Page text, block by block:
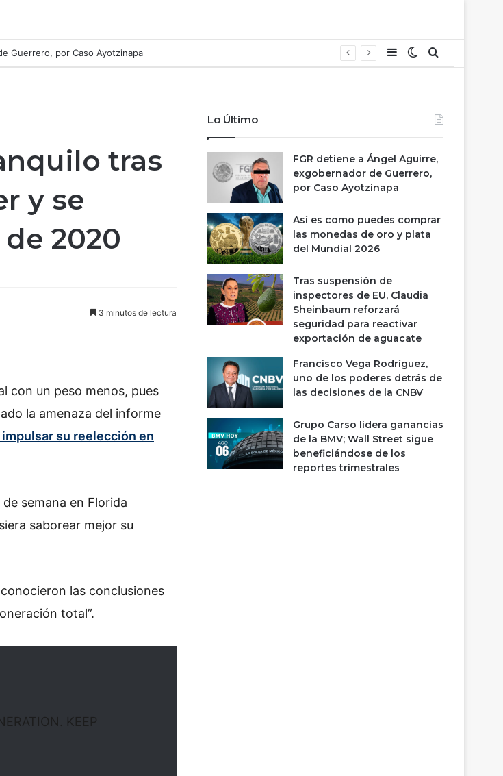
de Guerrero, por Caso Ayotzinapa Barra lateral
Switch skin
Buscar
tras
y se
2020
3 minutos de lectura
con un peso menos, pues
la amenaza del informe
su reelección en
semana en Florida
saborear mejor su
las conclusiones
total”.
KEEP
Lo Último
FGR detiene a Ángel Aguirre,
exgobernador de Guerrero,
por Caso Ayotzinapa
Así es como puedes comprar
las monedas de oro y plata
del Mundial 2026
Tras suspensión de
inspectores de EU, Claudia
Sheinbaum reforzará
seguridad para reactivar
exportación de aguacate
Francisco Vega Rodríguez,
uno de los poderes detrás de
las decisiones de la CNBV
Grupo Carso lidera ganancias
de la BMV; Wall Street sigue
beneficiándose de los
reportes trimestrales